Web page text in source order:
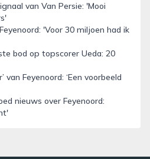
van Van Persie: 'Mooi
'Voor 30 miljoen had ik
bod op topscorer Ueda: 20
van Feyenoord: ‘Een voorbeeld
nieuws over Feyenoord: